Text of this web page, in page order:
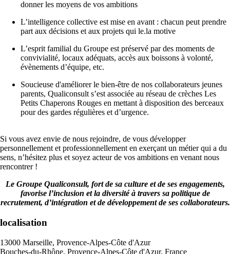
donner les moyens de vos ambitions
L’intelligence collective est mise en avant : chacun peut prendre
part aux décisions et aux projets qui le.la motive
L’esprit familial du Groupe est préservé par des moments de
convivialité, locaux adéquats, accès aux boissons à volonté,
évènements d’équipe, etc.
Soucieuse d'améliorer le bien-être de nos collaborateurs jeunes
parents, Qualiconsult s’est associée au réseau de crèches Les
Petits Chaperons Rouges en mettant à disposition des berceaux
pour des gardes régulières et d’urgence.
Si vous avez envie de nous rejoindre, de vous développer
personnellement et professionnellement en exerçant un métier qui a du
sens, n’hésitez plus et soyez acteur de vos ambitions en venant nous
rencontrer !
Le Groupe Qualiconsult, fort de sa culture et de ses engagements,
favorise l’inclusion et la diversité à travers sa politique de
recrutement, d’intégration et de développement de ses collaborateurs.
localisation
13000 Marseille, Provence-Alpes-Côte d'Azur
Bouches-du-Rhône, Provence-Alpes-Côte d'Azur, France